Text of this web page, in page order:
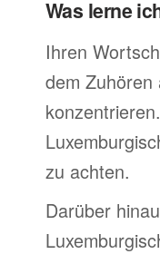
Was lerne
Ihren
dem
zu achten.
Darüber